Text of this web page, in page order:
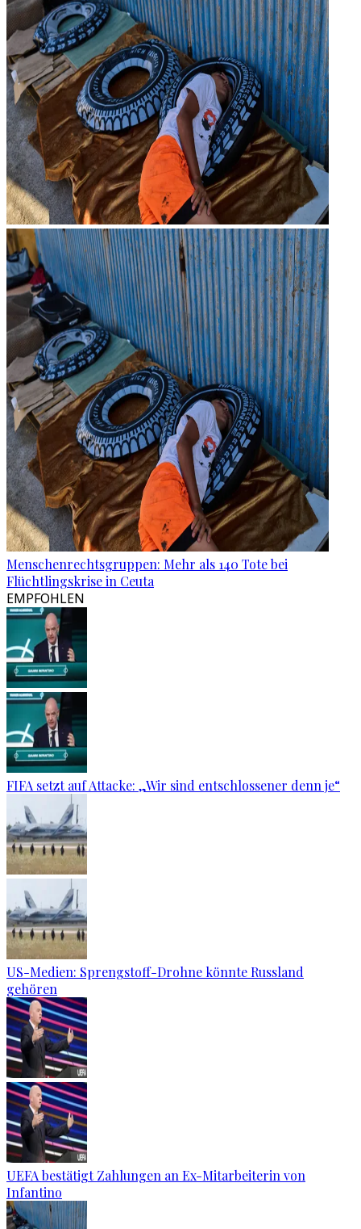
Menschenrechtsgruppen: Mehr als 140 Tote bei
Flüchtlingskrise in Ceuta
EMPFOHLEN
FIFA setzt auf Attacke: „Wir sind entschlossener denn je“
US-Medien: Sprengstoff-Drohne könnte Russland
gehören
UEFA bestätigt Zahlungen an Ex-Mitarbeiterin von
Infantino